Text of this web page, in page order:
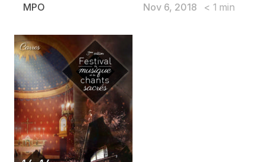
MPO Nov 6, 2018 < 1 min
ProgrammeFMCS18